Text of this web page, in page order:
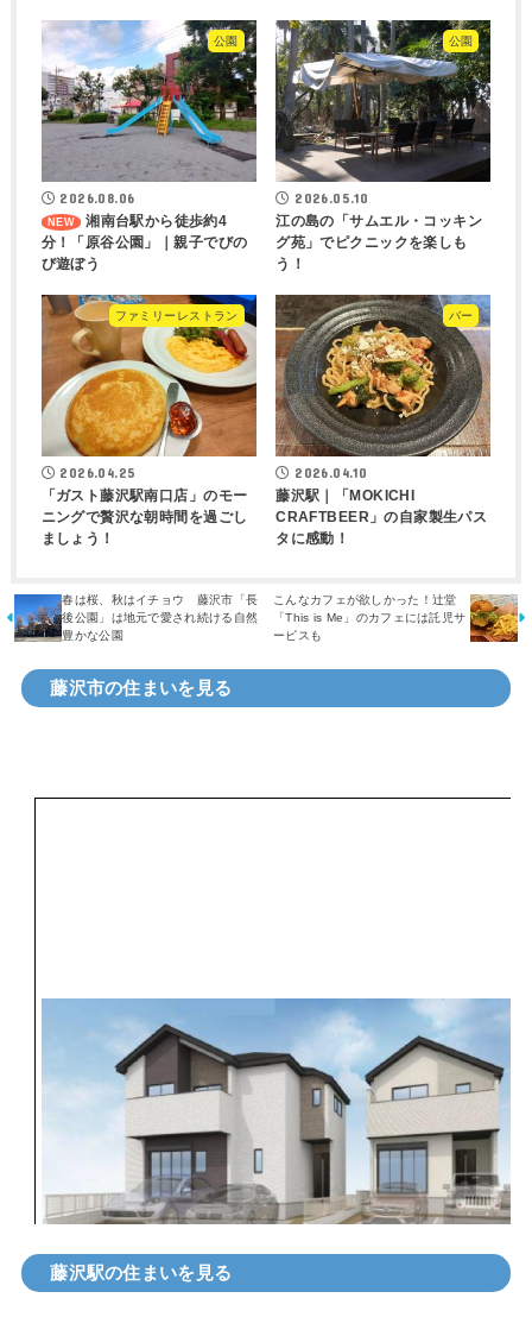
公園
2026.08.06
湘南台駅から徒歩約4
分！「原谷公園」｜親子でびの
び遊ぼう
公園
2026.05.10
江の島の「サムエル・コッキン
グ苑」でピクニックを楽しも
う！
ファミリーレストラン
2026.04.25
「ガスト藤沢駅南口店」のモー
ニングで贅沢な朝時間を過ごし
ましょう！
バー
2026.04.10
藤沢駅｜「MOKICHI
CRAFTBEER」の自家製生パス
タに感動！
春は桜、秋はイチョウ 藤沢市「長
後公園」は地元で愛され続ける自然
豊かな公園
こんなカフェが欲しかった！辻堂
「This is Me」のカフェには託児サ
ービスも
藤沢市の住まいを見る
藤沢駅の住まいを見る